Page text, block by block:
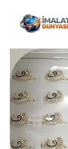
Kristal
Tasli
Vav
Yuzuk
Adet
6151mp
adet